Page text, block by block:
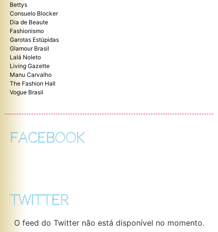
Bettys
Consuelo Blocker
Dia de Beaute
Fashionismo
Garotas Estúpidas
Glamour Brasil
Lalá Noleto
Living Gazette
Manu Carvalho
The Fashion Hall
Vogue Brasil
FACEBOOK
TWITTER
O feed do Twitter não está disponível no momento.